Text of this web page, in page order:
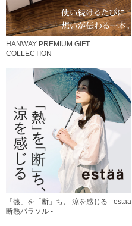
HANWAY PREMIUM GIFT
COLLECTION
「熱」を「断」ち、 涼を感じる - estaa
断熱パラソル -